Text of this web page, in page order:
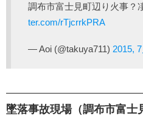
調布市富士見町辺り火事？
ter.com/rTjcrrkPRA
— Aoi (@takuya711) 2015,
墜落事故現場（調布市富士